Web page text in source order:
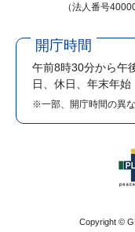
（法人番号
開庁時間
午前8時30分から午
日、休日、年末年始
※一部、開庁時間の異
Copyright ©